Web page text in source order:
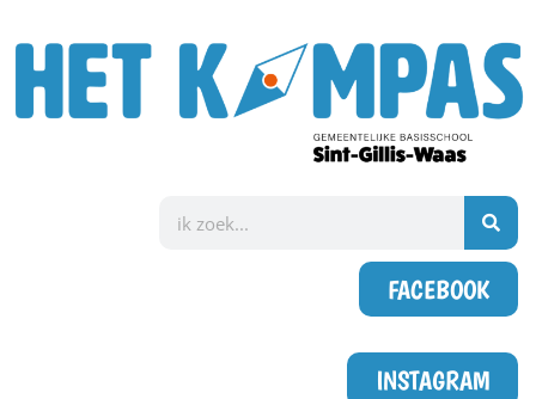
FACEBOOK
INSTAGRAM